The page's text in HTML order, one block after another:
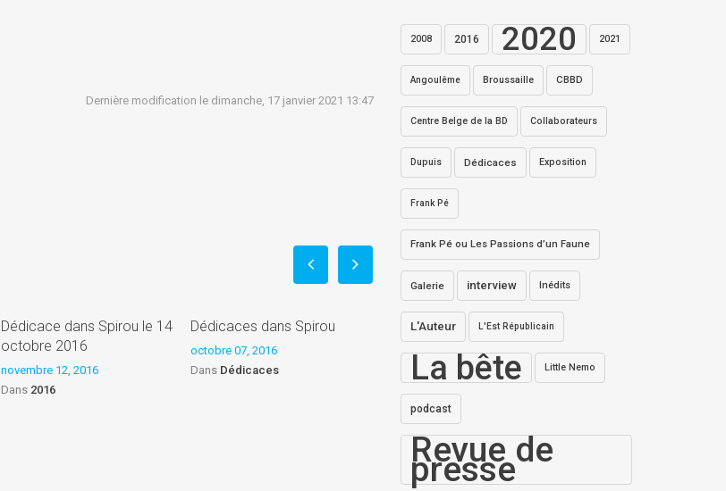
Dernière modification le dimanche, 17 janvier 2021 13:47
Dédicace dans Spirou le 14
octobre 2016
novembre 12, 2016
Dans 2016
Dédicaces dans Spirou
octobre 07, 2016
Dans Dédicaces
2008 2016 2020 2021
Angoulême Broussaille CBBD
Centre Belge de la BD Collaborateurs
Dupuis Dédicaces Exposition
Frank Pé
Frank Pé ou Les Passions d’un Faune
Galerie interview Inédits
L'Auteur L'Est Républicain
La bête Little Nemo
podcast
Revue de
presse